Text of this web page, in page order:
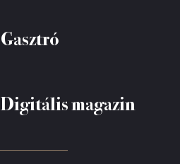
Gasztró
Digitális magazin